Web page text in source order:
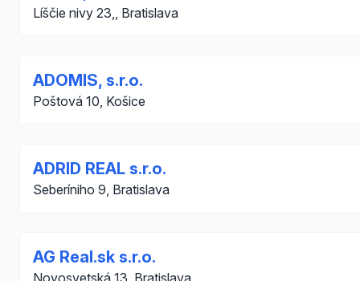
Líščie nivy 23,, Bratislava
ADOMIS, s.r.o.
Poštová 10, Košice
ADRID REAL s.r.o.
Seberíniho 9, Bratislava
AG Real.sk s.r.o.
Novosvetská 13, Bratislava